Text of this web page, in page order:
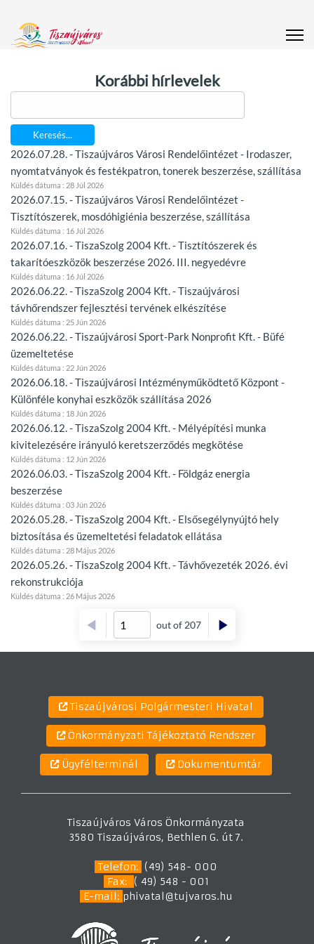
Korábbi hírlevelek
Keresés...
2026.07.28. - Tiszaújváros Városi Rendelőintézet - Irodaszer,
nyomtatványok és festékpatron, tonerek beszerzése, szállítása
Küldés dátuma : 28 Júl 2026
2026.07.15. - Tiszaújváros Városi Rendelőintézet -
Tisztítószerek, mosdóhigiénia beszerzése, szállítása
Küldés dátuma : 16 Júl 2026
2026.07.16. - TiszaSzolg 2004 Kft. - Tisztítószerek és
takarítóeszközök beszerzése 2026. III. negyedévre
Küldés dátuma : 16 Júl 2026
2026.06.22. - TiszaSzolg 2004 Kft. - Tiszaújvárosi
távhőrendszer fejlesztési tervének elkészítése
Küldés dátuma : 25 Jún 2026
2026.06.22. - Tiszaújvárosi Sport-Park Nonprofit Kft. - Büfé
üzemeltetése
Küldés dátuma : 22 Jún 2026
2026.06.18. - Tiszaújvárosi Intézményműködtető Központ -
Különféle konyhai eszközök szállítása 2026
Küldés dátuma : 18 Jún 2026
2026.06.12. - TiszaSzolg 2004 Kft. - Mélyépítési munka
kivitelezésére irányuló keretszerződés megkötése
Küldés dátuma : 12 Jún 2026
2026.06.03. - TiszaSzolg 2004 Kft. - Földgáz energia
beszerzése
Küldés dátuma : 03 Jún 2026
2026.05.28. - TiszaSzolg 2004 Kft. - Elsősegélynyújtó hely
biztosítása és üzemeltetési feladatok ellátása
Küldés dátuma : 28 Május 2026
2026.05.26. - TiszaSzolg 2004 Kft. - Távhővezeték 2026. évi
rekonstrukciója
Küldés dátuma : 26 Május 2026
out of 207
Tiszaújvárosi Polgármesteri Hivatal
Önkormányzati Tájékoztató Rendszer
Ügyfélterminál Dokumentumtár
Tiszaújváros Város Önkormányzata
3580 Tiszaújváros, Bethlen G. út 7.
Telefon: (49) 548- 000
Fax: ( 49) 548 - 001
E-mail: phivatal@tujvaros.hu